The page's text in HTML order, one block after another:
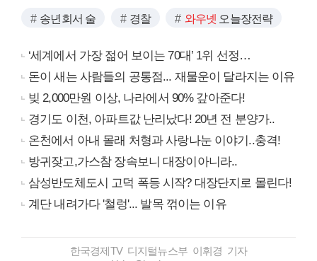
송년회서 술 경찰 와우넷 오늘장전략
‘세계에서 가장 젊어 보이는 70대’ 1위 선정…
돈이 새는 사람들의 공통점... 재물운이 달라지는 이유
빚 2,000만원 이상, 나라에서 90% 갚아준다!
경기도 이천, 아파트값 난리났다! 20년 전 분양가..
온천에서 아내 몰래 처형과 사랑나눈 이야기..충격!
방귀잦고,가스참 장속보니 대장이아니라..
삼성반도체도시 고덕 폭등 시작? 대장단지로 몰린다!
계단 내려가다 '철렁'... 발목 꺾이는 이유
한국경제TV 디지털뉴스부 이휘경 기자